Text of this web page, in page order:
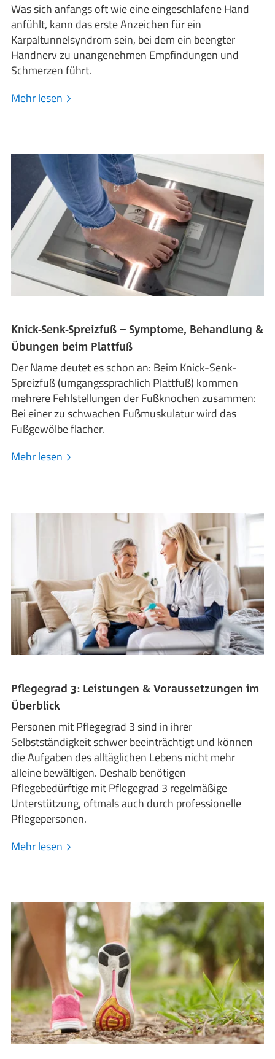
Was sich anfangs oft wie eine eingeschlafene Hand
anfühlt, kann das erste Anzeichen für ein
Karpaltunnelsyndrom sein, bei dem ein beengter
Handnerv zu unangenehmen Empfindungen und
Schmerzen führt.
Mehr lesen
Knick-Senk-Spreizfuß – Symptome, Behandlung &
Übungen beim Plattfuß
Der Name deutet es schon an: Beim Knick-Senk-
Spreizfuß (umgangssprachlich Plattfuß) kommen
mehrere Fehlstellungen der Fußknochen zusammen:
Bei einer zu schwachen Fußmuskulatur wird das
Fußgewölbe flacher.
Mehr lesen
Pflegegrad 3: Leistungen & Voraussetzungen im
Überblick
Personen mit Pflegegrad 3 sind in ihrer
Selbstständigkeit schwer beeinträchtigt und können
die Aufgaben des alltäglichen Lebens nicht mehr
alleine bewältigen. Deshalb benötigen
Pflegebedürftige mit Pflegegrad 3 regelmäßige
Unterstützung, oftmals auch durch professionelle
Pflegepersonen.
Mehr lesen